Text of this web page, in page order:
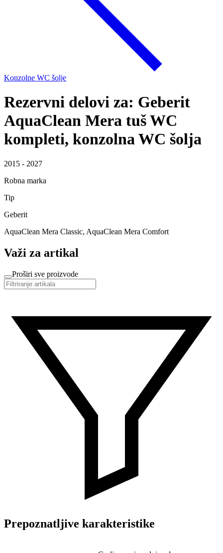
Konzolne WC šolje
Rezervni delovi za: Geberit
AquaClean Mera tuš WC
kompleti, konzolna WC šolja
2015 - 2027
Robna marka
Tip
Geberit
AquaClean Mera Classic, AquaClean Mera Comfort
Važi za artikal
Proširi sve proizvode
Prepoznatljive karakteristike